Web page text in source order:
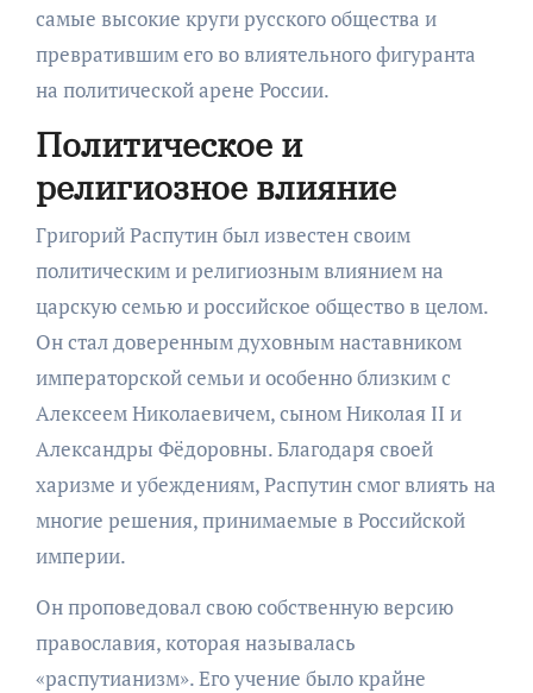
самые высокие круги русского общества и
превратившим его во влиятельного фигуранта
на политической арене России.
Политическое и
религиозное влияние
Григорий Распутин был известен своим
политическим и религиозным влиянием на
царскую семью и российское общество в целом.
Он стал доверенным духовным наставником
императорской семьи и особенно близким с
Алексеем Николаевичем, сыном Николая II и
Александры Фёдоровны. Благодаря своей
харизме и убеждениям, Распутин смог влиять на
многие решения, принимаемые в Российской
империи.
Он проповедовал свою собственную версию
православия, которая называлась
«распутианизм». Его учение было крайне